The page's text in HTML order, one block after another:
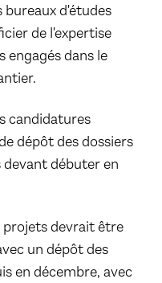
d'études
de l'expertise
engagés dans le
candidatures
dépôt des dossiers
débuter en
projets devrait être
un dépôt des
en décembre, avec